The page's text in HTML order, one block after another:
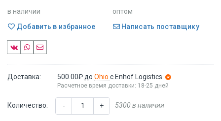
в наличии
оптом
Добавить в избранное
Написать поставщику
Доставка: 500.00₽ до Ohio с Enhof Logistics
Расчетное время доставки: 18-25 дней
Количество: - + 5300 в наличии